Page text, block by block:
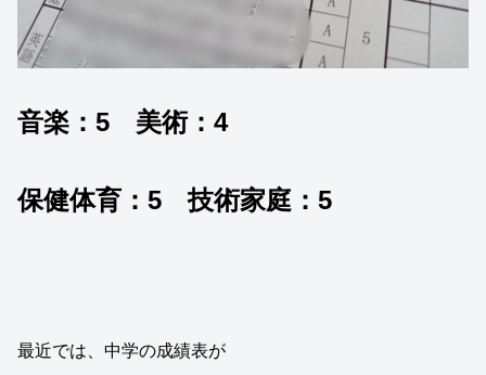
音楽：5 美術：4
保健体育：5 技術家庭：5
最近では、中学の成績表が